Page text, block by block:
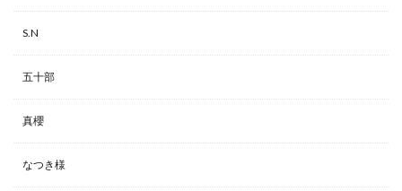
S.N
五十部
真櫻
なつき様